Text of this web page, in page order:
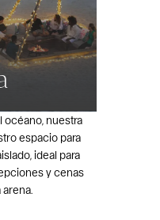
océano, nuestra
espacio para
ideal para
y cenas